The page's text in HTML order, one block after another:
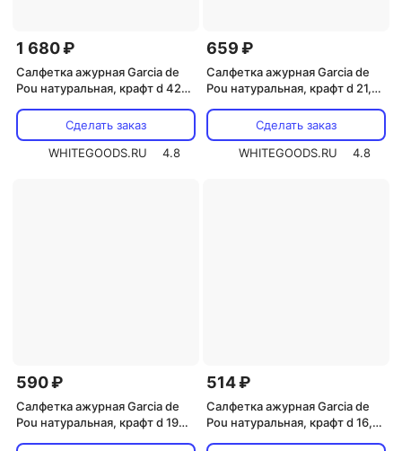
1 680 ₽
Салфетка ажурная Garcia de
Pou натуральная, крафт d 42
Сделать заказ
WHITEGOODS.RU
4.8
659 ₽
Салфетка ажурная Garcia de
Pou натуральная, крафт d 21,5
Сделать заказ
WHITEGOODS.RU
4.8
590 ₽
Салфетка ажурная Garcia de
Pou натуральная, крафт d 19
514 ₽
Салфетка ажурная Garcia de
Pou натуральная, крафт d 16,5